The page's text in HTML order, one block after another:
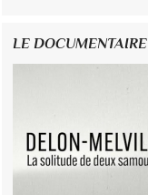
LE